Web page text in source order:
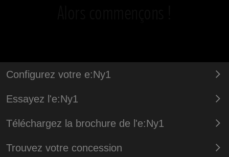
Configurez votre e:Ny1
Essayez l'e:Ny1
Téléchargez la brochure de l'e:Ny1
Trouvez votre concession